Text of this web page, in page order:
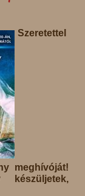
Szeretettel
meghívóját!